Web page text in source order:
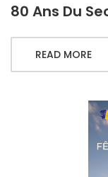
80 Ans Du
READ MORE